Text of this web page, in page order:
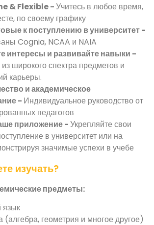
& Flexible -Учитесь в любое время,
по своему графику
к поступлению в университет -
Cognia, NCAA и NAIA
интересы и развивайте навыки -
широкого спектра предметов и
карьеры.
и академическое
- Индивидуальное руководство от
педагогов
приложение -Укрепляйте свои
в университет или на
значимые успехи в учебе
изучать?
предметы:
язык
(алгебра, геометрия и многое другое)